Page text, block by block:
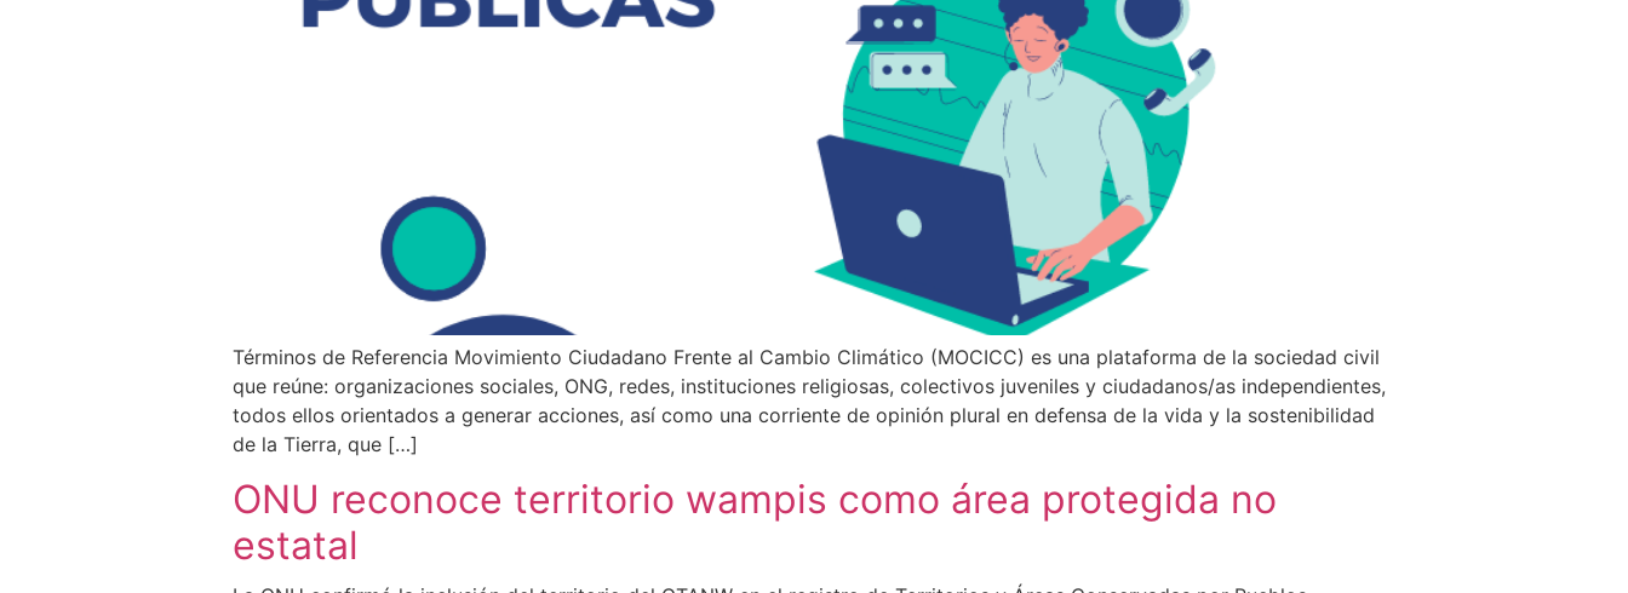
Términos de Referencia Movimiento Ciudadano Frente al Cambio Climático (MOCICC) es una plataforma de la sociedad civil
que reúne: organizaciones sociales, ONG, redes, instituciones religiosas, colectivos juveniles y ciudadanos/as independientes,
todos ellos orientados a generar acciones, así como una corriente de opinión plural en defensa de la vida y la sostenibilidad
de la Tierra, que […]
ONU reconoce territorio wampis como área protegida no
estatal